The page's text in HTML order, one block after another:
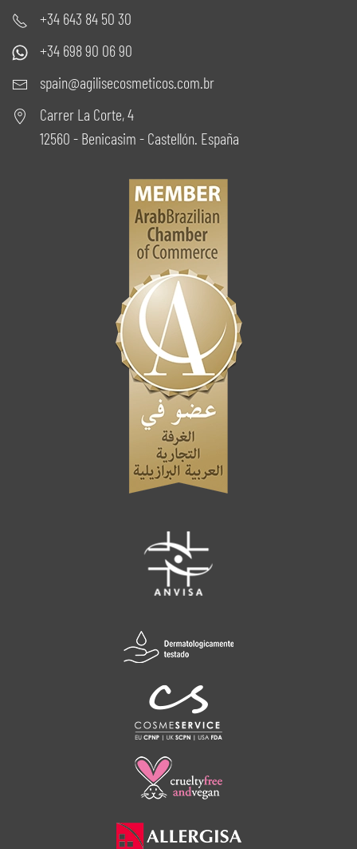
+34 643 84 50 30
+34 698 90 06 90
spain@agilisecosmeticos.com.br
Carrer La Corte, 4
12560 - Benicasim - Castellón. España